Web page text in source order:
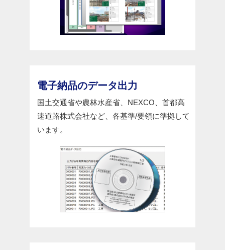
電子納品のデータ出力
国土交通省や農林水産省、NEXCO、首都高
速道路株式会社など、各基準/要領に準拠して
います。